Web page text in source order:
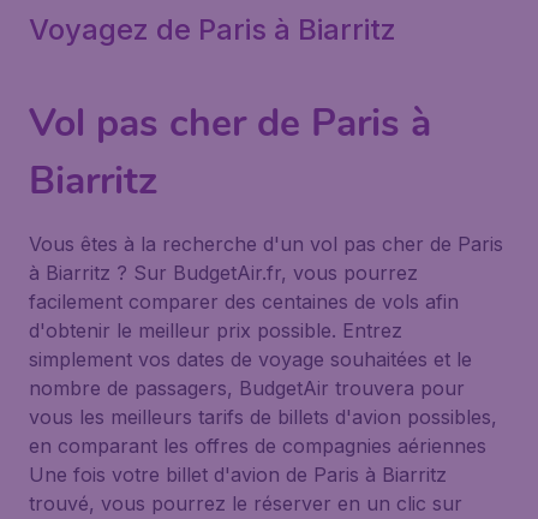
Voyagez de Paris à Biarritz
Vol pas cher de Paris à
Biarritz
Vous êtes à la recherche d'un vol pas cher de Paris
à Biarritz ? Sur BudgetAir.fr, vous pourrez
facilement comparer des centaines de vols afin
d'obtenir le meilleur prix possible. Entrez
simplement vos dates de voyage souhaitées et le
nombre de passagers, BudgetAir trouvera pour
vous les meilleurs tarifs de billets d'avion possibles,
en comparant les offres de compagnies aériennes
Une fois votre billet d'avion de Paris à Biarritz
trouvé, vous pourrez le réserver en un clic sur